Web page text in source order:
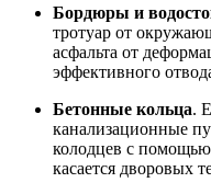
Бордюры и
тротуар от
асфальта от
эффективного
Бетонные кольца.
канализационные
колодцев с
касается дворовых